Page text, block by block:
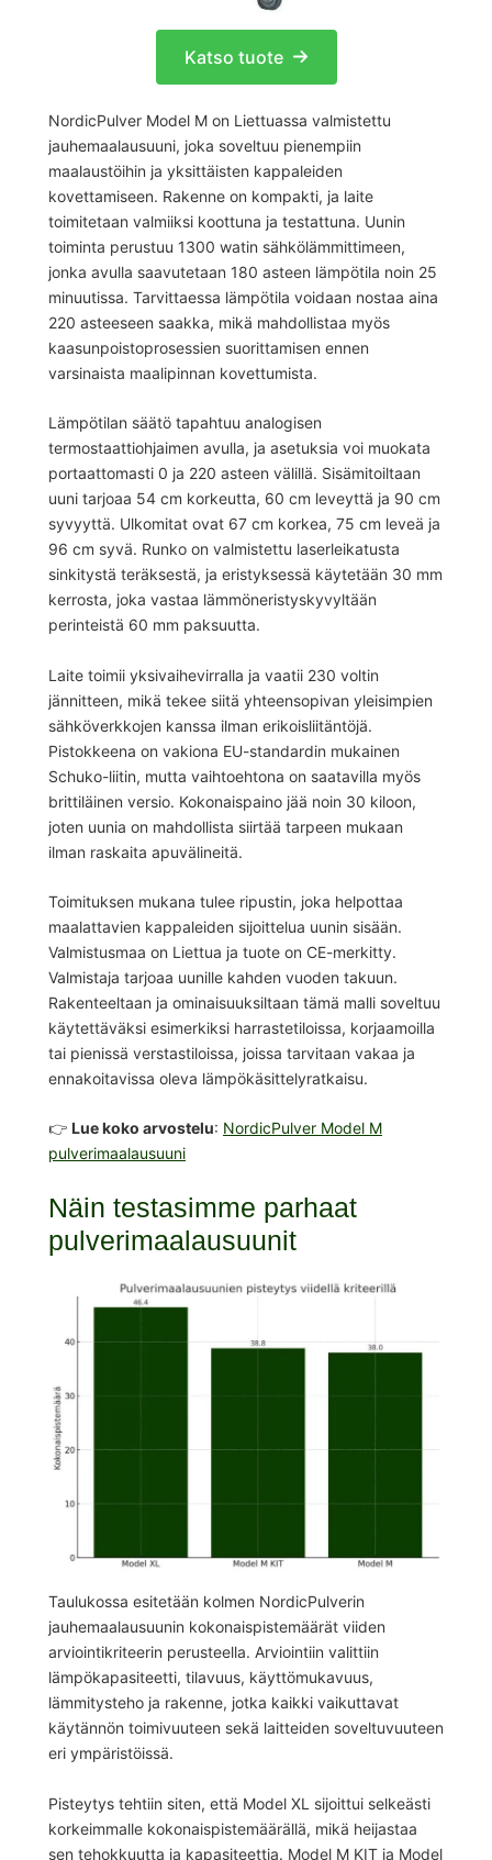
Katso tuote
NordicPulver Model M on Liettuassa valmistettu
jauhemaalausuuni, joka soveltuu pienempiin
maalaustöihin ja yksittäisten kappaleiden
kovettamiseen. Rakenne on kompakti, ja laite
toimitetaan valmiiksi koottuna ja testattuna. Uunin
toiminta perustuu 1300 watin sähkölämmittimeen,
jonka avulla saavutetaan 180 asteen lämpötila noin 25
minuutissa. Tarvittaessa lämpötila voidaan nostaa aina
220 asteeseen saakka, mikä mahdollistaa myös
kaasunpoistoprosessien suorittamisen ennen
varsinaista maalipinnan kovettumista.
Lämpötilan säätö tapahtuu analogisen
termostaattiohjaimen avulla, ja asetuksia voi muokata
portaattomasti 0 ja 220 asteen välillä. Sisämitoiltaan
uuni tarjoaa 54 cm korkeutta, 60 cm leveyttä ja 90 cm
syvyyttä. Ulkomitat ovat 67 cm korkea, 75 cm leveä ja
96 cm syvä. Runko on valmistettu laserleikatusta
sinkitystä teräksestä, ja eristyksessä käytetään 30 mm
kerrosta, joka vastaa lämmöneristyskyvyltään
perinteistä 60 mm paksuutta.
Laite toimii yksivaihevirralla ja vaatii 230 voltin
jännitteen, mikä tekee siitä yhteensopivan yleisimpien
sähköverkkojen kanssa ilman erikoisliitäntöjä.
Pistokkeena on vakiona EU-standardin mukainen
Schuko-liitin, mutta vaihtoehtona on saatavilla myös
brittiläinen versio. Kokonaispaino jää noin 30 kiloon,
joten uunia on mahdollista siirtää tarpeen mukaan
ilman raskaita apuvälineitä.
Toimituksen mukana tulee ripustin, joka helpottaa
maalattavien kappaleiden sijoittelua uunin sisään.
Valmistusmaa on Liettua ja tuote on CE-merkitty.
Valmistaja tarjoaa uunille kahden vuoden takuun.
Rakenteeltaan ja ominaisuuksiltaan tämä malli soveltuu
käytettäväksi esimerkiksi harrastetiloissa, korjaamoilla
tai pienissä verstastiloissa, joissa tarvitaan vakaa ja
ennakoitavissa oleva lämpökäsittelyratkaisu.
👉 Lue koko arvostelu: NordicPulver Model M
pulverimaalausuuni
Näin testasimme parhaat
pulverimaalausuunit
Taulukossa esitetään kolmen NordicPulverin
jauhemaalausuunin kokonaispistemäärät viiden
arviointikriteerin perusteella. Arviointiin valittiin
lämpökapasiteetti, tilavuus, käyttömukavuus,
lämmitysteho ja rakenne, jotka kaikki vaikuttavat
käytännön toimivuuteen sekä laitteiden soveltuvuuteen
eri ympäristöissä.
Pisteytys tehtiin siten, että Model XL sijoittui selkeästi
korkeimmalle kokonaispistemäärällä, mikä heijastaa
sen tehokkuutta ja kapasiteettia. Model M KIT ja Model